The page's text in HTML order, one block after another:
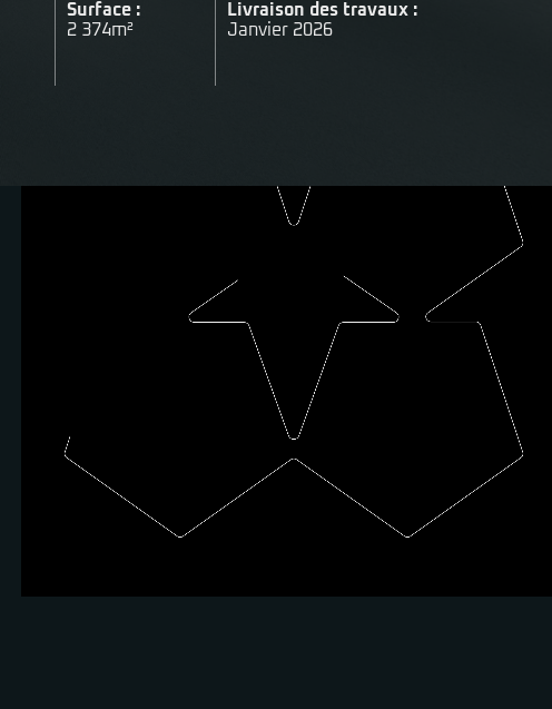
Surface :
2 374m²
Livraison des travaux :
Janvier 2026